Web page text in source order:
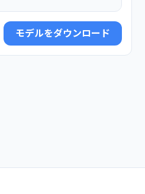
モデルをダウンロード